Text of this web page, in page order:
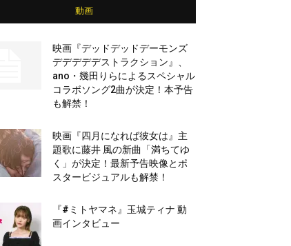
動画
映画『デッドデッドデーモンズ
デデデデデストラクション』、
ano・幾田りらによるスペシャル
コラボソング2曲が決定！本予告
も解禁！
映画『四月になれば彼女は』主
題歌に藤井 風の新曲「満ちてゆ
く」が決定！最新予告映像とポ
スタービジュアルも解禁！
『#ミトヤマネ』玉城ティナ 動
画インタビュー